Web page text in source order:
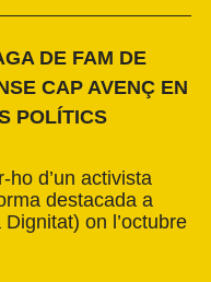
DE FAM DE
CAP AVENÇ EN
POLÍTICS
ho d’un activista
destacada a
on l’octubre